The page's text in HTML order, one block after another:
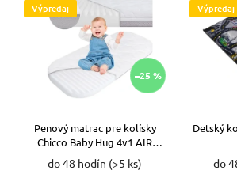
Výpredaj
–25 %
Penový matrac pre kolísky
Chicco Baby Hug 4v1 AIR
72x33x6cm VYPR
do 48 hodín (>5 ks)
Výpredaj
Detský
do